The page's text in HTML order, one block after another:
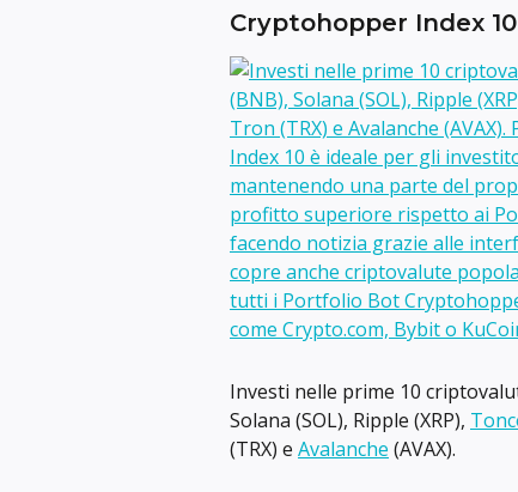
Cryptohopper Index 10
Investi nelle prime 10
Solana (SOL), Ripple (XRP),
(TRX) e Avalanche (AVAX).